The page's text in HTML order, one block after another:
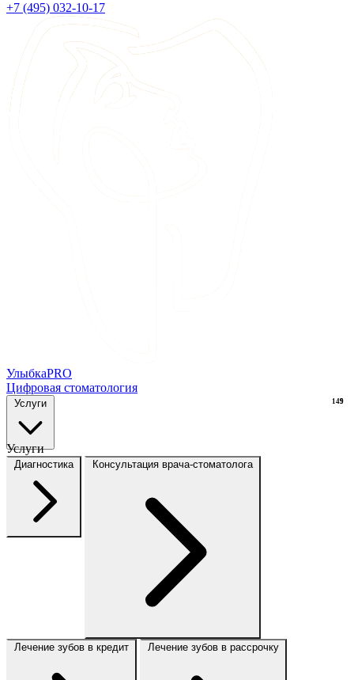
+7 (495) 032-10-17
УлыбкаPRO
Цифровая стоматология
Услуги
Услуги
Диагностика Консультация врача-стоматолога
Лечение зубов в кредит Лечение зубов в рассрочку
9
149